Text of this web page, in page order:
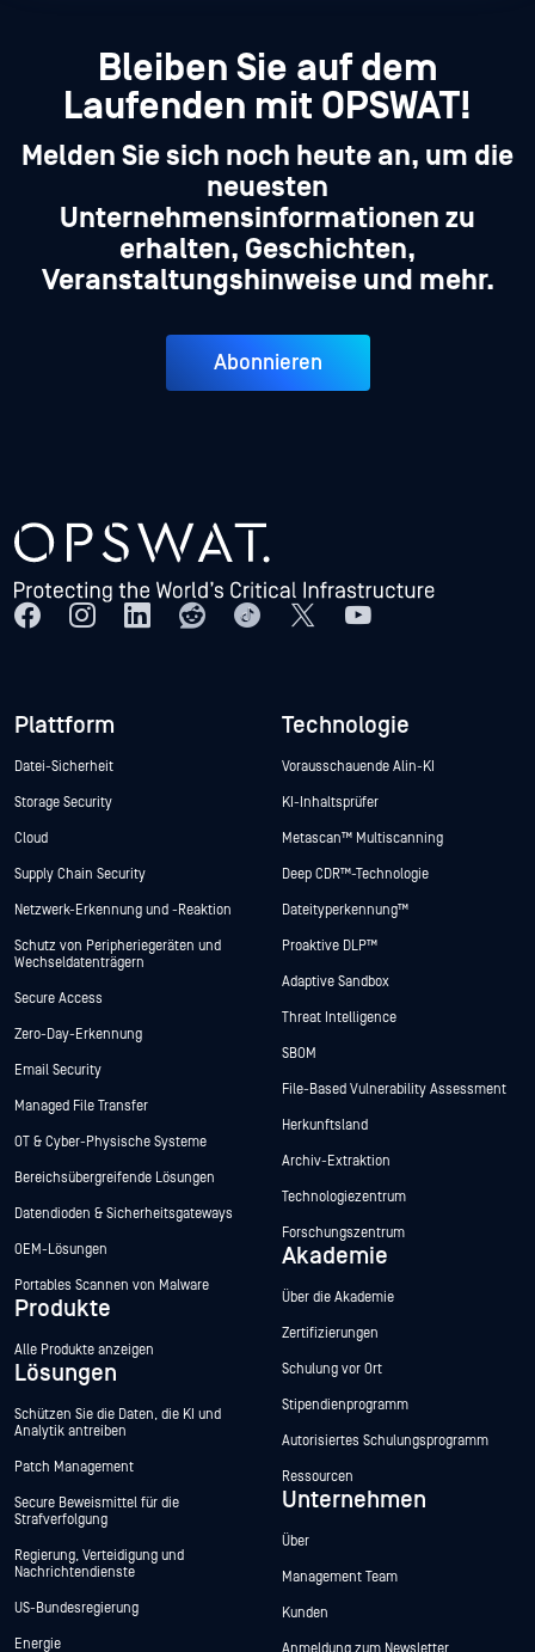
Bleiben Sie auf dem
Laufenden mit OPSWAT!
Melden Sie sich noch heute an, um die
neuesten
Unternehmensinformationen zu
erhalten, Geschichten,
Veranstaltungshinweise und mehr.
Abonnieren
Plattform
Datei-Sicherheit
Storage Security
Cloud
Supply Chain Security
Netzwerk-Erkennung und -Reaktion
Schutz von Peripheriegeräten und
Wechseldatenträgern
Secure Access
Zero-Day-Erkennung
Email Security
Managed File Transfer
OT & Cyber-Physische Systeme
Bereichsübergreifende Lösungen
Datendioden & Sicherheitsgateways
OEM-Lösungen
Portables Scannen von Malware
Produkte
Alle Produkte anzeigen
Lösungen
Schützen Sie die Daten, die KI und
Analytik antreiben
Patch Management
Secure Beweismittel für die
Strafverfolgung
Regierung, Verteidigung und
Nachrichtendienste
US-Bundesregierung
Energie
Technologie
Vorausschauende Alin-KI
KI-Inhaltsprüfer
Metascan™ Multiscanning
Deep CDR™-Technologie
Dateityperkennung™
Proaktive DLP™
Adaptive Sandbox
Threat Intelligence
SBOM
File-Based Vulnerability Assessment
Herkunftsland
Archiv-Extraktion
Technologiezentrum
Forschungszentrum
Akademie
Über die Akademie
Zertifizierungen
Schulung vor Ort
Stipendienprogramm
Autorisiertes Schulungsprogramm
Ressourcen
Unternehmen
Über
Management Team
Kunden
Anmeldung zum Newsletter